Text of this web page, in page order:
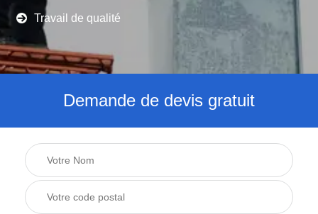
Travail de qualité
Demande de devis gratuit